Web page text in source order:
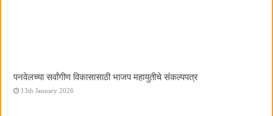
पनवेलच्या सर्वांगीण विकासासाठी भाजप महायुतीचे संकल्पपत्र
13th January 2026